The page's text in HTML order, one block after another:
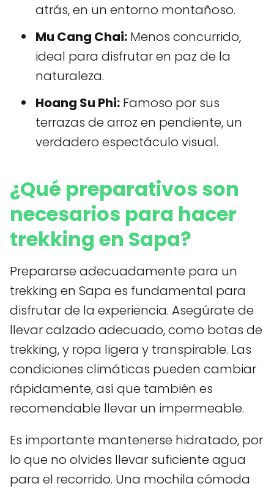
atrás, en un entorno montañoso.
Mu Cang Chai: Menos concurrido,
ideal para disfrutar en paz de la
naturaleza.
Hoang Su Phi: Famoso por sus
terrazas de arroz en pendiente, un
verdadero espectáculo visual.
¿Qué preparativos son
necesarios para hacer
trekking en Sapa?
Prepararse adecuadamente para un
trekking en Sapa es fundamental para
disfrutar de la experiencia. Asegúrate de
llevar calzado adecuado, como botas de
trekking, y ropa ligera y transpirable. Las
condiciones climáticas pueden cambiar
rápidamente, así que también es
recomendable llevar un impermeable.
Es importante mantenerse hidratado, por
lo que no olvides llevar suficiente agua
para el recorrido. Una mochila cómoda